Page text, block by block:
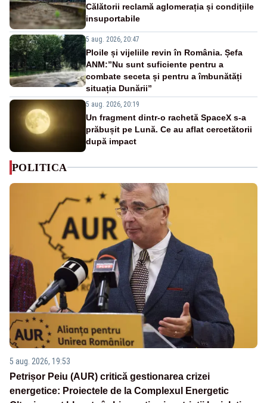
Călătorii reclamă aglomerația și condițiile
insuportabile
5 aug. 2026, 20:47
Ploile și vijeliile revin în România. Șefa
ANM:”Nu sunt suficiente pentru a
combate seceta și pentru a îmbunătăți
situația Dunării”
5 aug. 2026, 20:19
Un fragment dintr-o rachetă SpaceX s-a
prăbușit pe Lună. Ce au aflat cercetătorii
după impact
POLITICA
5 aug. 2026, 19:53
Petrișor Peiu (AUR) critică gestionarea crizei
energetice: Proiectele de la Complexul Energetic